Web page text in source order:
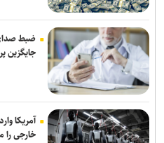
ضبط
جایگزین
آمریکا
خارجی را